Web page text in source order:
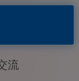
流